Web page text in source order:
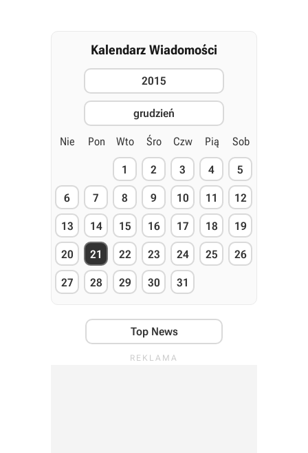
Kalendarz Wiadomości
2015
grudzień
Nie Pon Wto Śro Czw Pią Sob
1 2 3 4 5
6 7 8 9 10 11 12
13 14 15 16 17 18 19
20 21 22 23 24 25 26
27 28 29 30 31
Top News